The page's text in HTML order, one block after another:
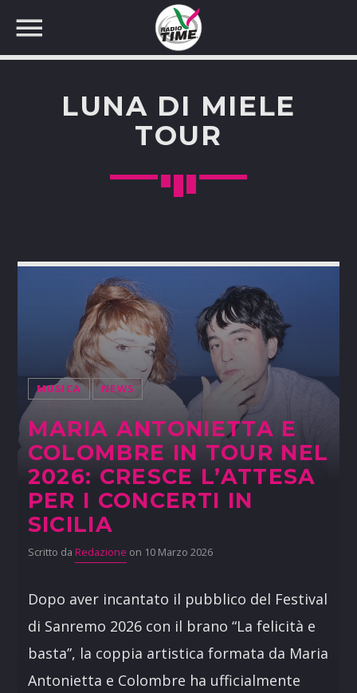
CERCA NEL SITO WEB:
LUNA DI MIELE
TOUR
MUSICA NEWS
MARIA ANTONIETTA E
COLOMBRE IN TOUR NEL
2026: CRESCE L’ATTESA
PER I CONCERTI IN
SICILIA
Scritto da Redazione on 10 Marzo 2026
Dopo aver incantato il pubblico del Festival
di Sanremo 2026 con il brano “La felicità e
basta”, la coppia artistica formata da Maria
Antonietta e Colombre ha ufficialmente